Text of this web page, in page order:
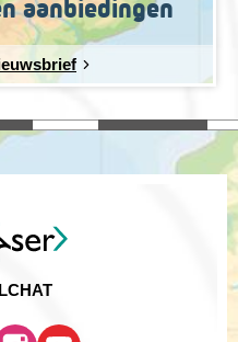
aanbiedingen
CHAT